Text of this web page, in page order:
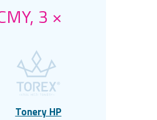
3 ×
Tonery HP